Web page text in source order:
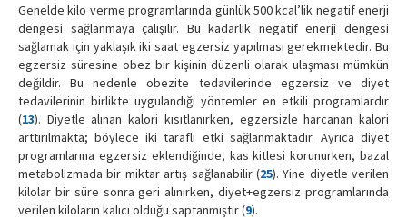
Genelde kilo verme programlarında günlük 500 kcal’lik negatif enerji
dengesi sağlanmaya çalışılır. Bu kadarlık negatif enerji dengesi
sağlamak için yaklaşık iki saat egzersiz yapılması gerekmektedir. Bu
egzersiz süresine obez bir kişinin düzenli olarak ulaşması mümkün
değildir. Bu nedenle obezite tedavilerinde egzersiz ve diyet
tedavilerinin birlikte uygulandığı yöntemler en etkili programlardır
(13). Diyetle alınan kalori kısıtlanırken, egzersizle harcanan kalori
arttırılmakta; böylece iki taraflı etki sağlanmaktadır. Ayrıca diyet
programlarına egzersiz eklendiğinde, kas kitlesi korunurken, bazal
metabolizmada bir miktar artış sağlanabilir (25). Yine diyetle verilen
kilolar bir süre sonra geri alınırken, diyet+egzersiz programlarında
verilen kiloların kalıcı olduğu saptanmıştır (9).